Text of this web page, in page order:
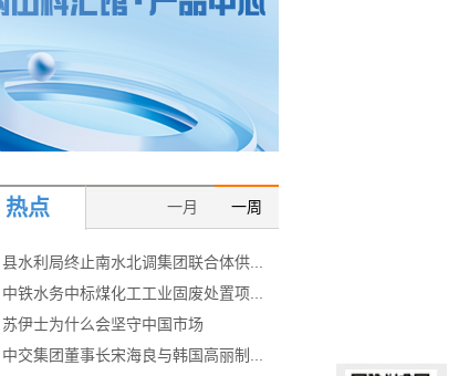
热点 一周
一月
县水利局终止南水北调集团联合体供...
中铁水务中标煤化工工业固废处置项...
苏伊士为什么会坚守中国市场
中交集团董事长宋海良与韩国高丽制...